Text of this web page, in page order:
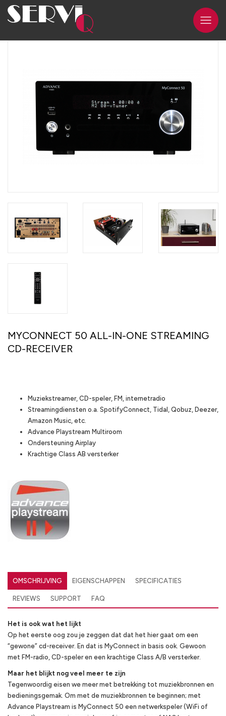
MYCONNECT 50 ALL-IN-ONE STREAMING
CD-RECEIVER
Muziekstreamer, CD-speler, FM, internetradio
Streamingdiensten o.a. SpotifyConnect, Tidal, Qobuz, Deezer,
Amazon Music, etc.
Advance Playstream Multiroom
Ondersteuning Airplay
Krachtige Class AB versterker
OMSCHRIJVING EIGENSCHAPPEN SPECIFICATIES
REVIEWS SUPPORT FAQ
Het is ook wat het lijkt
Op het eerste oog zou je zeggen dat dat het hier gaat om een
“gewone” cd-receiver. En dat is MyConnect in basis ook. Gewoon
met FM-radio, CD-speler en een krachtige Class A/B versterker.
Maar het blijkt nog veel meer te zijn
Tegenwoordig eisen we meer met betrekking tot muziekbronnen en
bedieningsgemak. Om met de muziekbronnen te beginnen; met
Advance Playstream is MyConnect 50 een netwerkspeler (WiFi of